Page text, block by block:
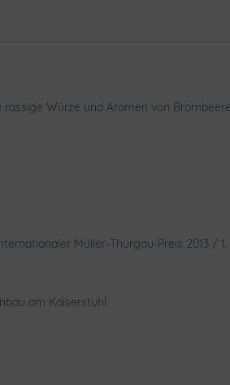
Würze und Aromen von
Müller-Thurgau-Preis 2013 / 1.
am Kaiserstuhl.